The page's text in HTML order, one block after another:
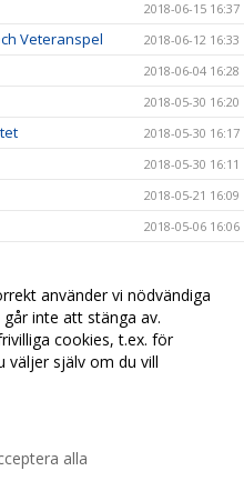
2018-06-15 16:37
Veteranspel 2018-06-12 16:33
2018-06-04 16:28
2018-05-30 16:20
2018-05-30 16:17
2018-05-30 16:11
2018-05-21 16:09
2018-05-06 16:06
2018-05-06 16:02
inomhus 2018-04-21 16:00
2018-04-15 15:58
använder vi nödvändiga
inte att stänga av.
cookies, t.ex. för
väljer själv om du vill
alla